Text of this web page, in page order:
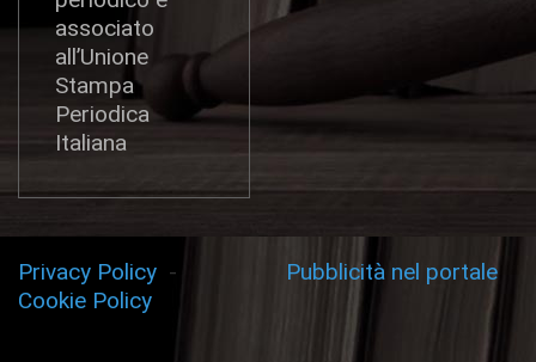
associato
all’Unione
Stampa
Periodica
Italiana
Privacy Policy -
Cookie Policy
Pubblicità nel portale